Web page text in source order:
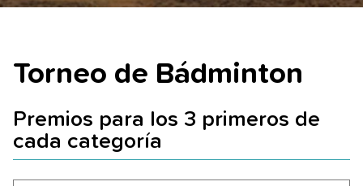
Torneo de Bádminton
Premios para los 3 primeros de
cada categoría